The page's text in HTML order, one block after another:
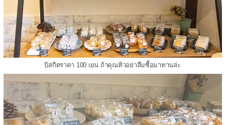
บิสกิตราคา 100 เยน ถ้าคุณหิวอย่าลืมซื้อมาทานล่ะ